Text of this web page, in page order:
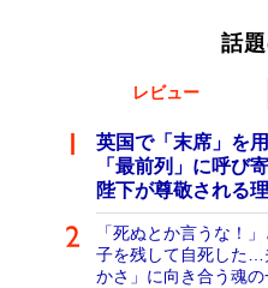
話
レビュー
英国で「末席」を
「最前列」に呼
陛下が尊敬される
「死ぬとか言うな！
子を残して自死した…
かさ」に向き合う魂の